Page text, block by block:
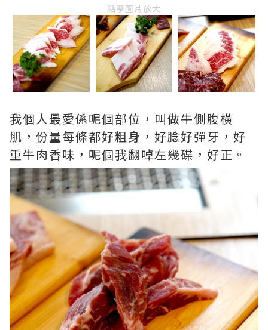
點擊圖片放大
我個人最愛係呢個部位，叫做牛側腹橫
肌，份量每條都好粗身，好腍好彈牙，好
重牛肉香味，呢個我翻啅左幾碟，好正。